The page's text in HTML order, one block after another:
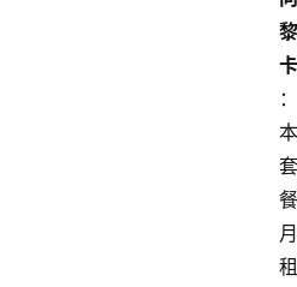
黎
卡
：
本
套
餐
月
租